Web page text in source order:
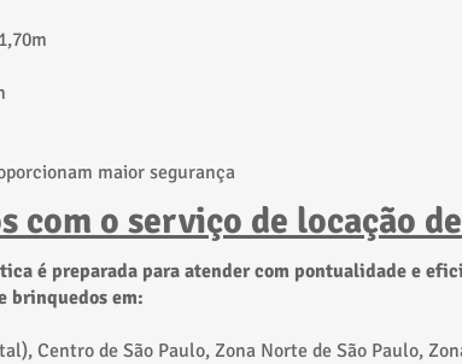
maior segurança
com o serviço de locação de
é preparada para atender com pontualidade e
brinquedos em:
Centro de São Paulo, Zona Norte de São Paulo,